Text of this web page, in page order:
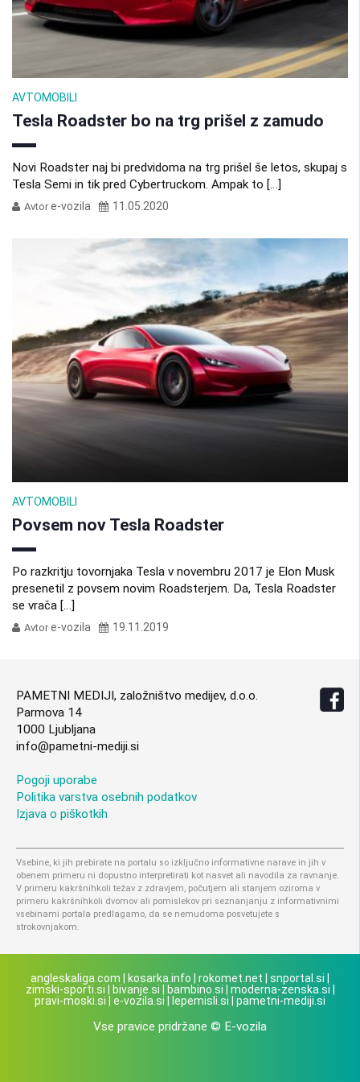
AVTOMOBILI
Tesla Roadster bo na trg prišel z zamudo
Novi Roadster naj bi predvidoma na trg prišel še letos, skupaj s
Tesla Semi in tik pred Cybertruckom. Ampak to […]
Avtor e-vozila 11.05.2020
AVTOMOBILI
Povsem nov Tesla Roadster
Po razkritju tovornjaka Tesla v novembru 2017 je Elon Musk
presenetil z povsem novim Roadsterjem. Da, Tesla Roadster
se vrača […]
Avtor e-vozila 19.11.2019
PAMETNI MEDIJI, založništvo medijev, d.o.o.
Parmova 14
1000 Ljubljana
info@pametni-mediji.si
Pogoji uporabe
Politika varstva osebnih podatkov
Izjava o piškotkih
Vsebine, ki jih prebirate na portalu so izključno informativne narave in jih v
obenem primeru ni dopustno interpretirati kot nasvet ali navodila za ravnanje.
V primeru kakršnihkoli težav z zdravjem, počutjem ali stanjem oziroma v
primeru kakršnihkoli dvomov ali pomislekov pri seznanjanju z informativnimi
vsebinami portala predlagamo, da se nemudoma posvetujete s
strokovnjakom.
angleskaliga.com kosarka.info rokomet.net snportal.si
zimski-sporti.si
bivanje.si bambino.si moderna-zenska.si
pravi-moski.si
e-vozila.si lepemisli.si pametni-mediji.si
Vse pravice pridržane © E-vozila